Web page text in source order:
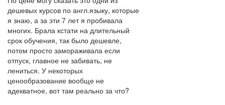
дешевых курсов по англ.языку, которые
я знаю, а за эти 7 лет я пробивала
многих. Брала кстати на длительный
срок обучения, так было дешевле,
потом просто замораживала если
отпуск, главное не забивать, не
лениться. У некоторых
ценообразование вообще не
адекватное, вот там реально за что?